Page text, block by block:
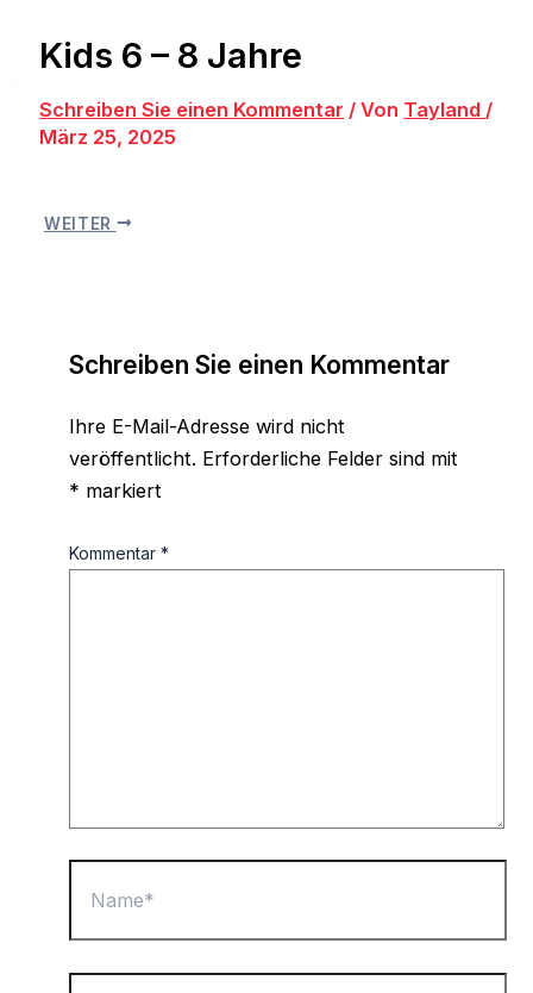
XKids 6 – 8 Jahre
Schreiben Sie einen Kommentar / Von Tayland /
März 25, 2025
WEITER
Schreiben Sie einen Kommentar
Ihre E-Mail-Adresse wird nicht
veröffentlicht. Erforderliche Felder sind mit
* markiert
Kommentar *